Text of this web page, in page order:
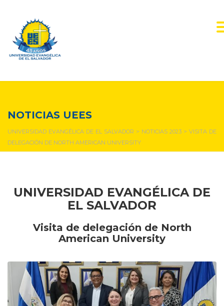
NOTICIAS UEES
UNIVERSIDAD EVANGÉLICA DE EL SALVADOR > NOTICIAS 2023 > VISITA DE
DELEGACIÓN DE NORTH AMERICAN UNIVERSITY
UNIVERSIDAD EVANGÉLICA DE
EL SALVADOR
Visita de delegación de North
American University